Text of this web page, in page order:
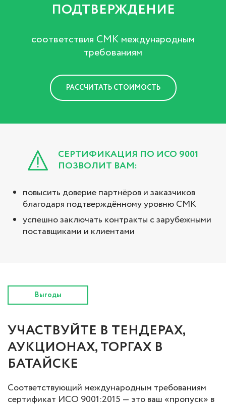
ПОДТВЕРЖДЕНИЕ
соответствия СМК международным
требованиям
РАССЧИТАТЬ СТОИМОСТЬ
СЕРТИФИКАЦИЯ ПО ИСО 9001
ПОЗВОЛИТ ВАМ:
повысить доверие партнёров и заказчиков
благодаря подтверждённому уровню СМК
успешно заключать контракты с зарубежными
поставщиками и клиентами
Выгоды
УЧАСТВУЙТЕ В ТЕНДЕРАХ,
АУКЦИОНАХ, ТОРГАХ В
БАТАЙСКЕ
Соответствующий международным требованиям
сертификат ИСО 9001:2015 — это ваш «пропуск» в